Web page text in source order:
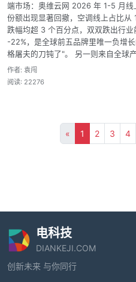
端市场：奥维云网 2026 年 1-5 月线
份额出现显著回撤，空调线上占比从
跌幅均超 3 个百分点，双双跌出行
-22%，是全球前五品牌里唯一负增
格屠夫的刀钝了"。 另一则来自全球
作者: 袁闯
阅读: 22276
« 1 2 3 4
电科技
DIANKEJI.COM
创新未来 与你同行